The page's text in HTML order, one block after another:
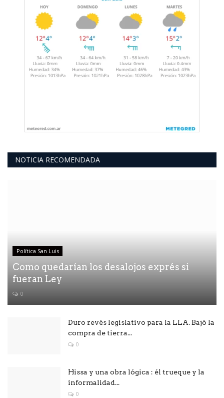
NOTICIA RECOMENDADA
Política San Luis
Como quedarían los desalojos exprés si
fueran Ley
0
Duro revés legislativo para la LLA. Bajó la
compra de tierra...
0
Hissa y una obra lógica : él trueque y la
informalidad...
0